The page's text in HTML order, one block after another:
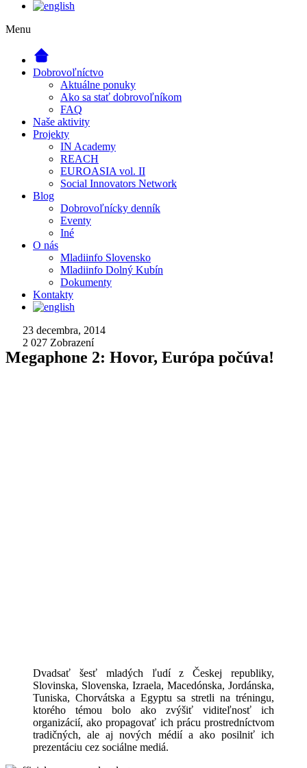
Menu
Dobrovoľníctvo
Aktuálne ponuky
Ako sa stať dobrovoľníkom
FAQ
Naše aktivity
Projekty
IN Academy
REACH
EUROASIA vol. II
Social Innovators Network
Blog
Dobrovoľnícky denník
Eventy
Iné
O nás
Mladiinfo Slovensko
Mladiinfo Dolný Kubín
Dokumenty
Kontakty
23 decembra, 2014
2 027 Zobrazení
Megaphone 2: Hovor, Európa počúva!
Dvadsať šesť mladých ľudí z Českej republiky,
Slovinska, Slovenska, Izraela, Macedónska, Jordánska,
Tuniska, Chorvátska a Egyptu sa stretli na tréningu,
ktorého témou bolo ako zvýšiť viditeľnosť ich
organizácií, ako propagovať ich prácu prostredníctvom
tradičných, ale aj nových médií a ako posilniť ich
prezentáciu cez sociálne mediá.